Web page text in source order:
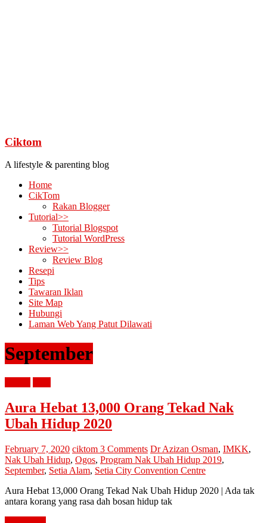
Ciktom
A lifestyle & parenting blog
Home
CikTom
Rakan Blogger
Tutorial>>
Tutorial Blogspot
Tutorial WordPress
Review>>
Review Blog
Resepi
Tips
Tawaran Iklan
Site Map
Hubungi
Laman Web Yang Patut Dilawati
September
Aura Hebat 13,000 Orang Tekad Nak
Ubah Hidup 2020
February 7, 2020 ciktom 3 Comments Dr Azizan Osman, IMKK,
Nak Ubah Hidup, Ogos, Program Nak Ubah Hidup 2019,
September, Setia Alam, Setia City Convention Centre
Aura Hebat 13,000 Orang Tekad Nak Ubah Hidup 2020 | Ada tak
antara korang yang rasa dah bosan hidup tak